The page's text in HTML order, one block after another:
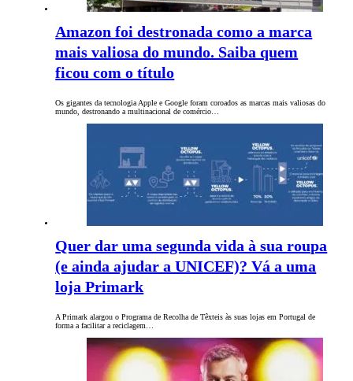
Amazon foi destronada como a marca
mais valiosa do mundo. Saiba quem
ficou com o título
Os gigantes da tecnologia Apple e Google foram coroados as marcas mais valiosas do
mundo, destronando a multinacional de comércio…
Quer dar uma segunda vida à sua roupa
(e ainda ajudar a UNICEF)? Vá a uma
loja Primark
A Primark alargou o Programa de Recolha de Têxteis às suas lojas em Portugal de
forma a facilitar a reciclagem…